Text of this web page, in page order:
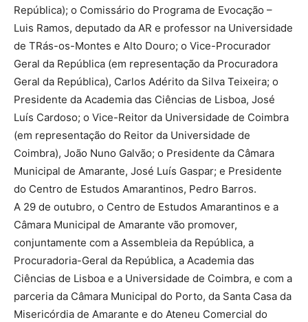
República); o Comissário do Programa de Evocação –
Luis Ramos, deputado da AR e professor na Universidade
de TRás-os-Montes e Alto Douro; o Vice-Procurador
Geral da República (em representação da Procuradora
Geral da República), Carlos Adérito da Silva Teixeira; o
Presidente da Academia das Ciências de Lisboa, José
Luís Cardoso; o Vice-Reitor da Universidade de Coimbra
(em representação do Reitor da Universidade de
Coimbra), João Nuno Galvão; o Presidente da Câmara
Municipal de Amarante, José Luís Gaspar; e Presidente
do Centro de Estudos Amarantinos, Pedro Barros.
A 29 de outubro, o Centro de Estudos Amarantinos e a
Câmara Municipal de Amarante vão promover,
conjuntamente com a Assembleia da República, a
Procuradoria-Geral da República, a Academia das
Ciências de Lisboa e a Universidade de Coimbra, e com a
parceria da Câmara Municipal do Porto, da Santa Casa da
Misericórdia de Amarante e do Ateneu Comercial do